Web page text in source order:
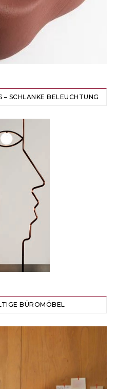
SCHLANKE BELEUCHTUNG
BÜROMÖBEL